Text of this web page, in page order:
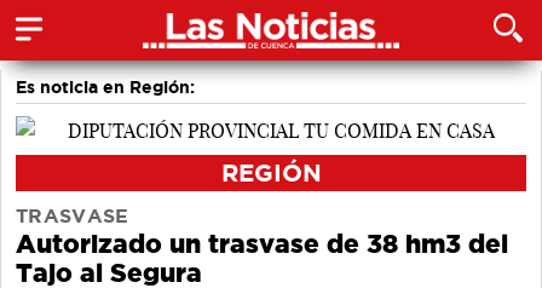
Es noticia en Región:
REGIÓN
TRASVASE
Autorizado un trasvase de 38 hm3 del
Tajo al Segura